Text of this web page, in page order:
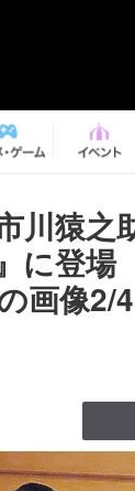
川猿之
』に登
画像2/4